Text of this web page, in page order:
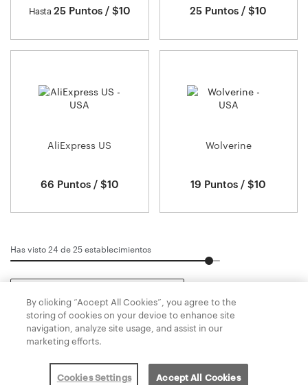
Hasta 25 Puntos / $10 25 Puntos / $10
AliExpress US
66 Puntos / $10
Wolverine
19 Puntos / $10
Has visto 24 de 25 establecimientos
Política de privacidad
Desarrollada porValuedynamx
By clicking “Accept All Cookies”, you agree to the
storing of cookies on your device to enhance site
navigation, analyze site usage, and assist in our
marketing efforts.
Cookies Settings Accept All Cookies